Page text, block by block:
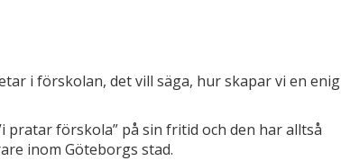
i förskolan, det vill säga, hur skapar vi en enig
pratar förskola” på sin fritid och den har alltså
inom Göteborgs stad.